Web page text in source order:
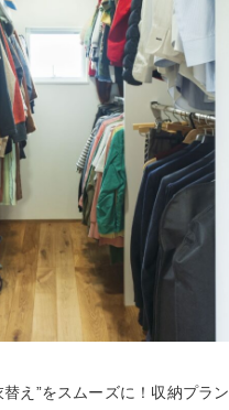
え”をスムーズに！収納プラン